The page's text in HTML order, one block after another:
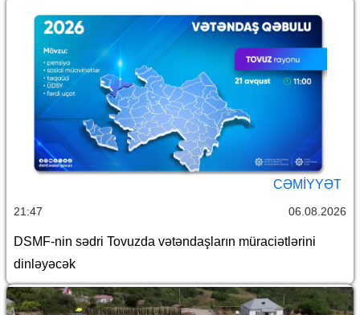
CƏMİYYƏT
21:47 06.08.2026
DSMF-nin sədri Tovuzda vətəndaşların müraciətlərini
dinləyəcək